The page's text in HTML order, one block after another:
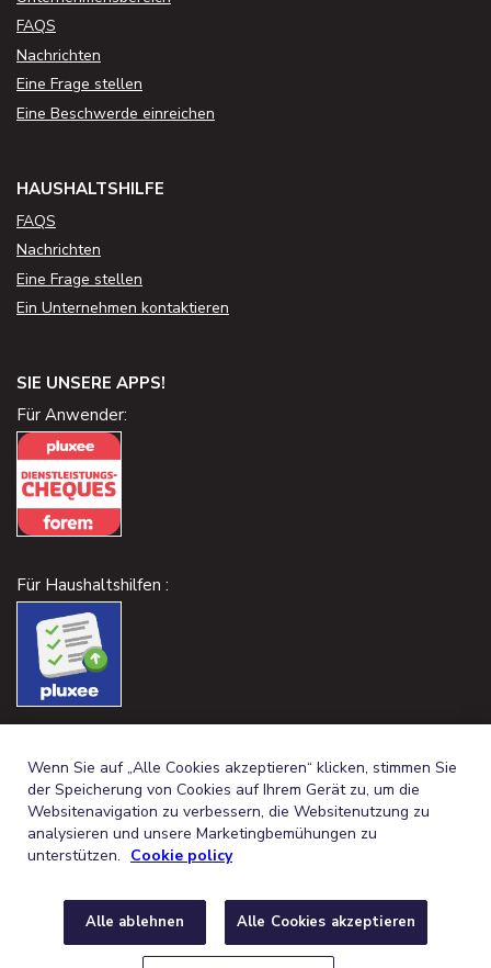
FAQS
Nachrichten
Eine Frage stellen
Eine Beschwerde einreichen
HAUSHALTSHILFE
FAQS
Nachrichten
Eine Frage stellen
Ein Unternehmen kontaktieren
SIE UNSERE APPS!
Für Anwender:
Für Haushaltshilfen :
GERMAN (BELGIUM)
FRFRANÇAIS (BELGIQUE)
Wenn Sie auf „Alle Cookies akzeptieren“ klicken, stimmen Sie
der Speicherung von Cookies auf Ihrem Gerät zu, um die
Websitenavigation zu verbessern, die Websitenutzung zu
analysieren und unsere Marketingbemühungen zu
unterstützen. Cookie policy
Alle ablehnen Alle Cookies akzeptieren